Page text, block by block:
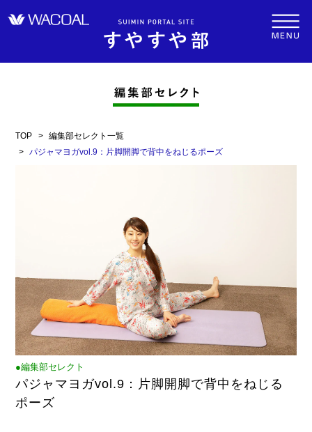
TOP
編集部セレクト一覧
パジャマヨガvol.9：片脚開脚で背中をねじるポーズ
●編集部セレクト
パジャマヨガvol.9：片脚開脚で背中をねじる
ポーズ